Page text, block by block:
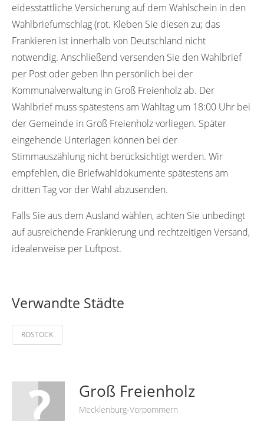
eidesstattliche Versicherung auf dem Wahlschein in den
Wahlbriefumschlag (rot. Kleben Sie diesen zu; das
Frankieren ist innerhalb von Deutschland nicht
notwendig. Anschließend versenden Sie den Wahlbrief
per Post oder geben Ihn persönlich bei der
Kommunalverwaltung in Groß Freienholz ab. Der
Wahlbrief muss spätestens am Wahltag um 18:00 Uhr bei
der Gemeinde in Groß Freienholz vorliegen. Später
eingehende Unterlagen können bei der
Stimmauszählung nicht berücksichtigt werden. Wir
empfehlen, die Briefwahldokumente spätestens am
dritten Tag vor der Wahl abzusenden.
Falls Sie aus dem Ausland wählen, achten Sie unbedingt
auf ausreichende Frankierung und rechtzeitigen Versand,
idealerweise per Luftpost.
Verwandte Städte
ROSTOCK
Groß Freienholz
Mecklenburg-Vorpommern